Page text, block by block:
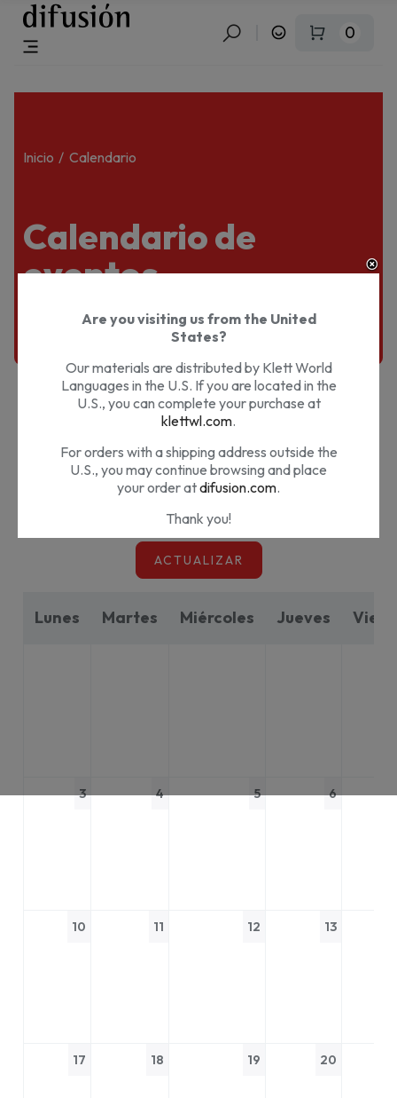
0
Inicio Calendario
Calendario de
eventos —
Presencial
2024Junio
ACTUALIZAR
Lunes Martes Miércoles Jueves
3 4 5 6
10 11 12 13
17 18 19 20
Are you visiting us from the United
States?
Our materials are distributed by Klett World
Languages in the U.S. If you are located in the
U.S., you can complete your purchase at
klettwl.com.
For orders with a shipping address outside the
U.S., you may continue browsing and place
your order atdifusion.com.
Thank you!
¿Nos estás visitando desde Estados
Nuestros materiales son distribuidos por Klett